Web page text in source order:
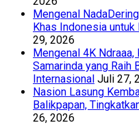
Mengenal
Khas Indonesia
29, 2026
Mengenal 4K
Samarinda yang Raih
Internasional Juli 27,
Nasion Lasung
Balikpapan,
26, 2026